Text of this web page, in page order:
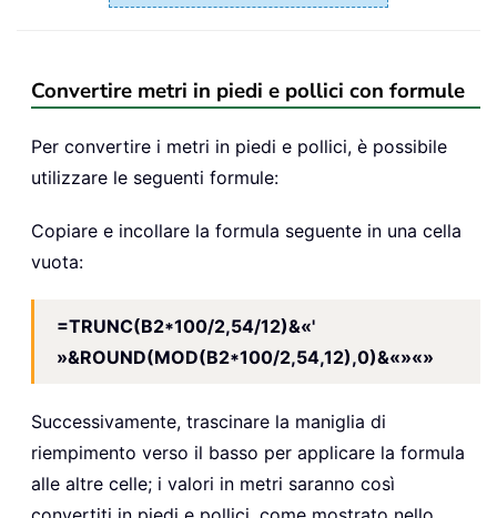
Convertire metri in piedi e pollici con formule
Per convertire i metri in piedi e pollici, è possibile
utilizzare le seguenti formule:
Copiare e incollare la formula seguente in una cella
vuota:
=TRUNC(B2*100/2,54/12)&«'
»&ROUND(MOD(B2*100/2,54,12),0)&«»«»
Successivamente, trascinare la maniglia di
riempimento verso il basso per applicare la formula
alle altre celle; i valori in metri saranno così